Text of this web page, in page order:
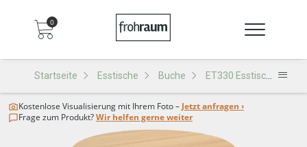
0
Startseite Esstische Buche ET330 Esstisch
Kostenlose Visualisierung mit Ihrem Foto – Jetzt anfragen ›
Frage zum Produkt?Wir helfen gerne weiter